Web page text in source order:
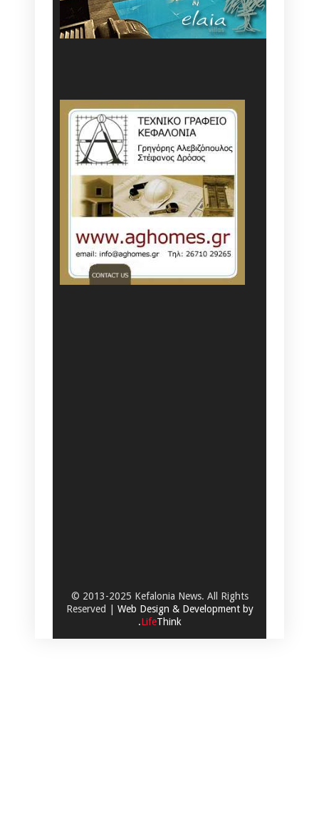
© 2013-2025 Kefalonia News. All Rights
Reserved | Web Design & Development by
.LifeThink